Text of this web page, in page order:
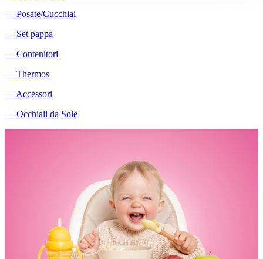
― Posate/Cucchiai
― Set pappa
― Contenitori
― Thermos
― Accessori
― Occhiali da Sole